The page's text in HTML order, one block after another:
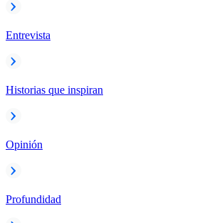
Entrevista
Historias que inspiran
Opinión
Profundidad